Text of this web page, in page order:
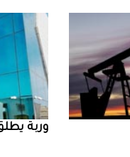
‮‬وربة‮‬‭ ‬يطلق‭ ‬حملة‭ ...